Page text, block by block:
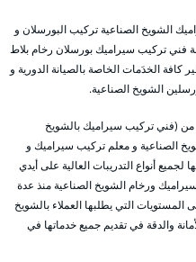
الشويخ الصناعية تركيب البورسلان و
فني تركيب سيراميك بورسلان رخام بلاط
الخدَمات الخاصة بالصيانة الدورية و
الشويخ الصناعية.
(فني تركيب سيراميك بالشويخ
الصناعية و معلم تركيب سيراميك و
أنواع التدريبات العالية على أيدي
ورخام الشويخ الصناعية منذ عدة
التي يطلبها العملاء بالشويخ
والدقة في تقديم جميع خدماتها في